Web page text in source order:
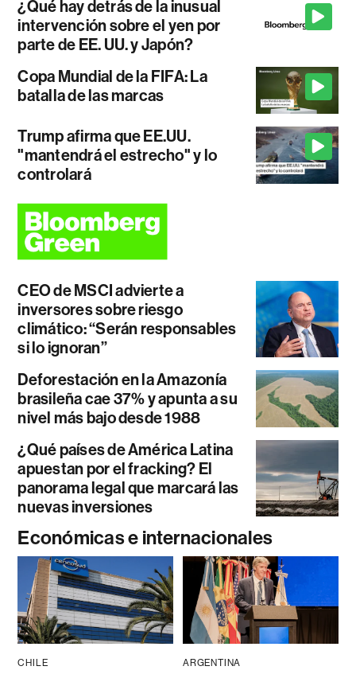
¿Qué hay detrás de la inusual
intervención sobre el yen por
parte de EE. UU. y Japón?
Copa Mundial de la FIFA: La
batalla de las marcas
Trump afirma que EE.UU.
"mantendrá el estrecho" y lo
controlará
CEO de MSCI advierte a
inversores sobre riesgo
climático: “Serán responsables
si lo ignoran”
Deforestación en la Amazonía
brasileña cae 37% y apunta a su
nivel más bajo desde 1988
¿Qué países de América Latina
apuestan por el fracking? El
panorama legal que marcará las
nuevas inversiones
Económicas e internacionales
CHILE ARGENTINA